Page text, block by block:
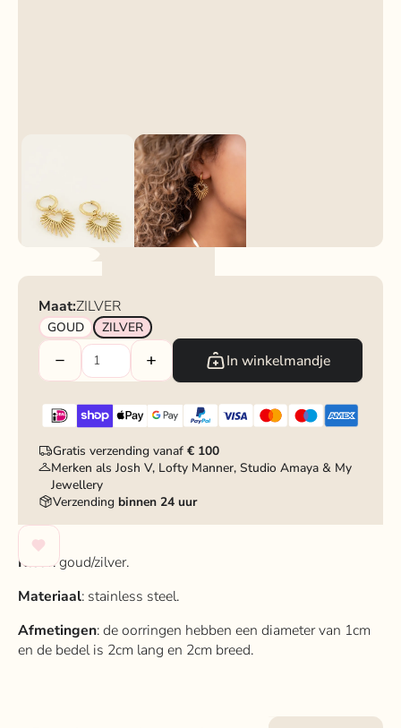
Maat:ZILVER
GOUD ZILVER
In winkelmandje
Gratis verzending vanaf€ 100
Merken als Josh V, Lofty Manner, Studio Amaya & My
Jewellery
Verzendingbinnen 24 uur
Kleur: goud/zilver.
Materiaal: stainless steel.
Afmetingen: de oorringen hebben een diameter van 1cm
en de bedel is 2cm lang en 2cm breed.